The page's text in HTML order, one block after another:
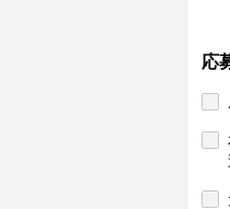
応